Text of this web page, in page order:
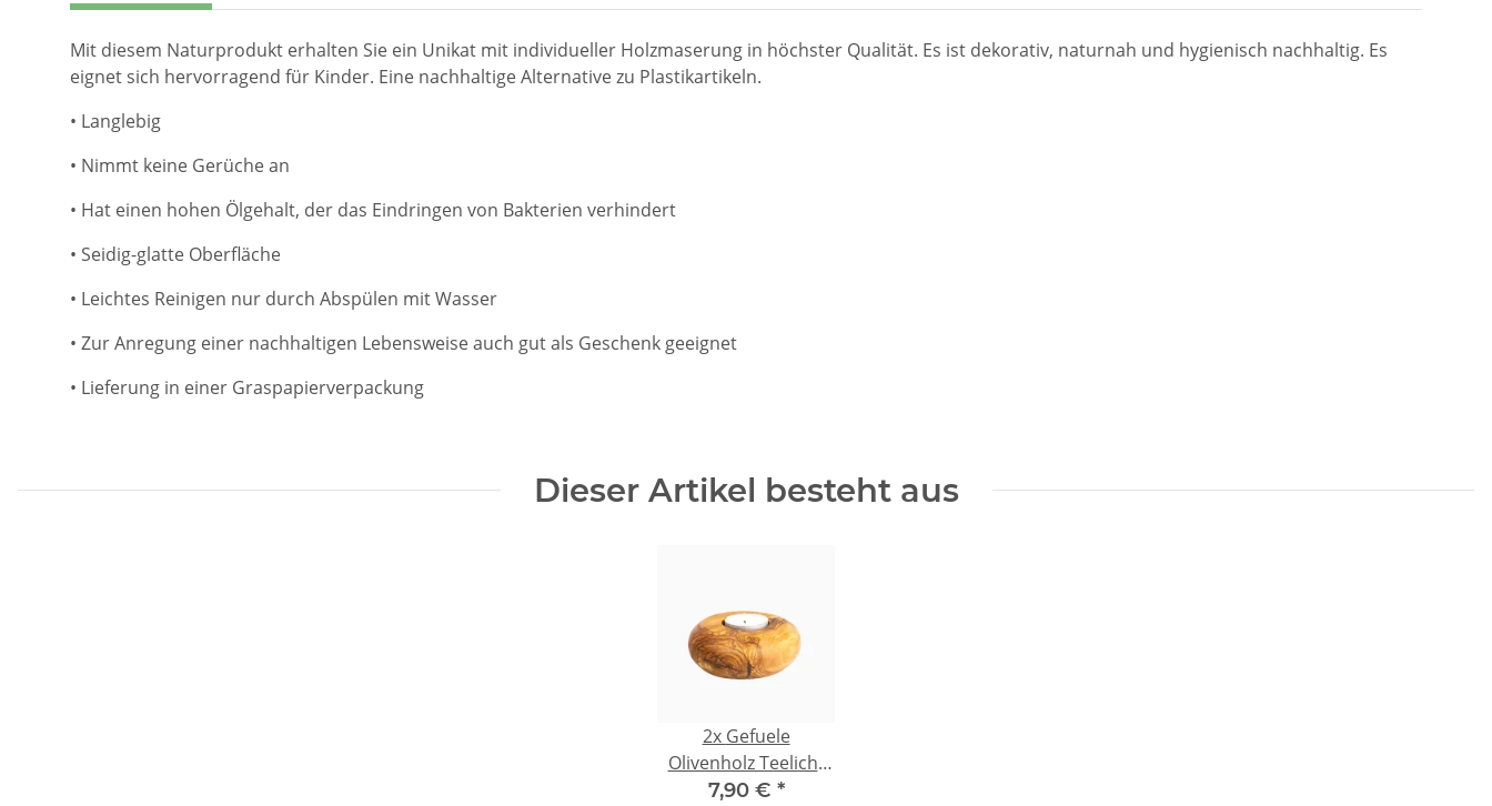
Mit diesem Naturprodukt erhalten Sie ein Unikat mit individueller Holzmaserung in höchster Qualität. Es ist dekorativ, naturnah und hygienisch nachhaltig. Es
eignet sich hervorragend für Kinder. Eine nachhaltige Alternative zu Plastikartikeln.
• Langlebig
• Nimmt keine Gerüche an
• Hat einen hohen Ölgehalt, der das Eindringen von Bakterien verhindert
• Seidig-glatte Oberfläche
• Leichtes Reinigen nur durch Abspülen mit Wasser
• Zur Anregung einer nachhaltigen Lebensweise auch gut als Geschenk geeignet
• Lieferung in einer Graspapierverpackung
Dieser Artikel besteht aus
2x Gefuele
Olivenholz Teelicht
rund ca. 10 cm -
7,90 € *